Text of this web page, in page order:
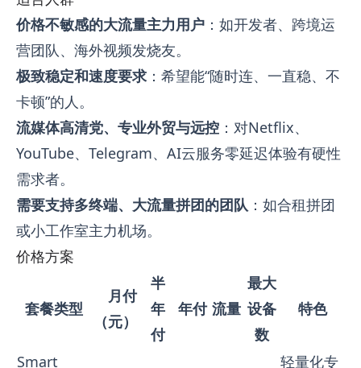
价格不敏感的大流量主力用户 ：如开发者、跨境运
营团队、海外视频发烧友。
极致稳定和速度要求 ：希望能“随时连、一直稳、不
卡顿”的人。
流媒体高清党、专业外贸与远控 ：对Netflix、
YouTube、Telegram、AI云服务零延迟体验有硬性
需求者。
需要支持多终端、大流量拼团的团队 ：如合租拼团
或小工作室主力机场。
价格方案
套餐类型
月付
（元）
半
年
付
年付 流量
最大
设备
数
特色
Smart 轻量化专